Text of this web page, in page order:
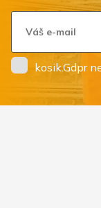
kosik.Gdpr